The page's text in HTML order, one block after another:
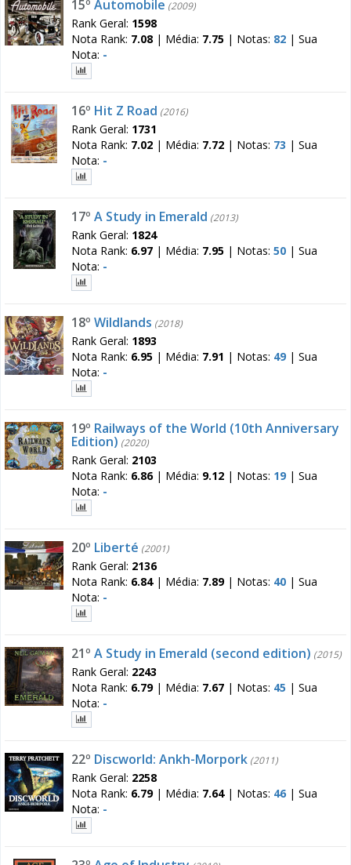
15º Automobile (2009)
Rank Geral: 1598
Nota Rank: 7.08 | Média: 7.75 | Notas: 82 | Sua
Nota: -
16º Hit Z Road (2016)
Rank Geral: 1731
Nota Rank: 7.02 | Média: 7.72 | Notas: 73 | Sua
Nota: -
17º A Study in Emerald (2013)
Rank Geral: 1824
Nota Rank: 6.97 | Média: 7.95 | Notas: 50 | Sua
Nota: -
18º Wildlands (2018)
Rank Geral: 1893
Nota Rank: 6.95 | Média: 7.91 | Notas: 49 | Sua
Nota: -
19º Railways of the World (10th Anniversary
Edition) (2020)
Rank Geral: 2103
Nota Rank: 6.86| Média: 9.12 | Notas: 19 | Sua
Nota: -
20º Liberté (2001)
Rank Geral: 2136
Nota Rank: 6.84| Média: 7.89| Notas: 40 | Sua
Nota: -
21º A Study in Emerald (second edition) (2015)
Rank Geral: 2243
Nota Rank: 6.79| Média: 7.67 | Notas: 45 | Sua
Nota: -
22º Discworld: Ankh-Morpork (2011)
Rank Geral: 2258
Nota Rank: 6.79| Média: 7.64| Notas: 46 | Sua
Nota: -